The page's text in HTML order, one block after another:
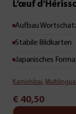
L’œuf
Aufbau
Stabile Bildkarten
Japanisches
Kamishibai, Multilingual
€ 40,50